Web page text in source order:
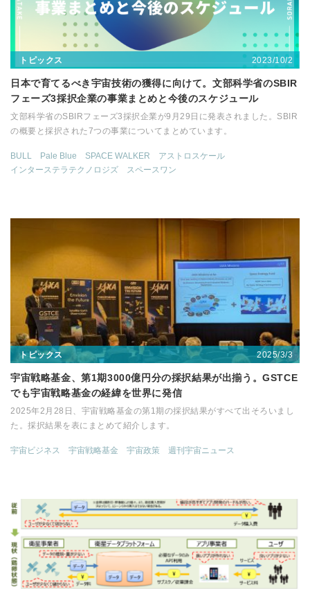
トピックス 2023/10/2
日本で育てるべき宇宙技術の獲得に向けて。文部科学省のSBIR
フェーズ3採択企業の事業まとめと今後のスケジュール
文部科学省のSBIRフェーズ3採択企業が9月29日に発表されました。SBIR
の概要と採択された7つの事業についてまとめています。
BULL Pale Blue SPACE WALKER
アストロスケール
インターステラテクノロジズ
スペースワン
トピックス 2025/3/3
宇宙戦略基金、第1期3000億円分の採択結果が出揃う。GSTCE
でも宇宙戦略基金の経緯を世界に発信
2025年2月28日、宇宙戦略基金の第1期の採択結果がすべて出そろいまし
た。採択結果を表にまとめて紹介します。
宇宙ビジネス 宇宙戦略基金 宇宙政策 週刊宇宙ニュース